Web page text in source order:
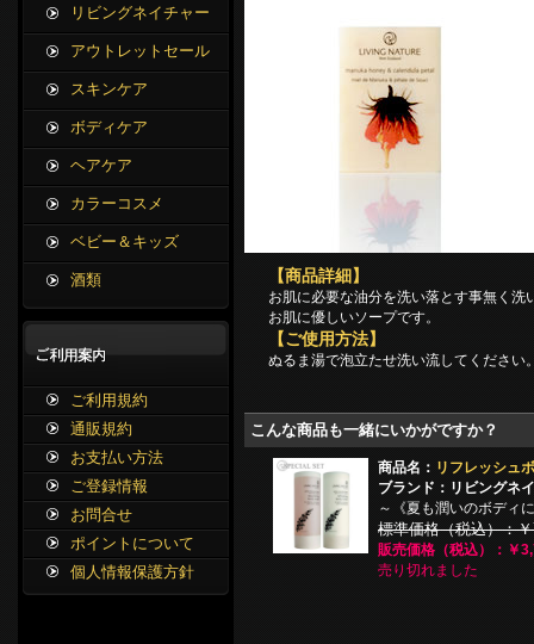
【商品詳細】
お肌に必要な油分を洗い落とす事無く洗
お肌に優しいソープです。
【ご使用方法】
ぬるま湯で泡立たせ洗い流してください
こんな商品も一緒にいかがですか？
商品名： リフレッシュ
ブランド：リビングネ
～《夏も潤いのボディ
標準価格（税込）：
販売価格（税込）：￥
売り切れました
リビングネイチャー
アウトレットセール
スキンケア
ボディケア
ヘアケア
カラーコスメ
ベビー＆キッズ
酒類
ご利用規約
通販規約
お支払い方法
ご登録情報
お問合せ
ポイントについて
個人情報保護方針